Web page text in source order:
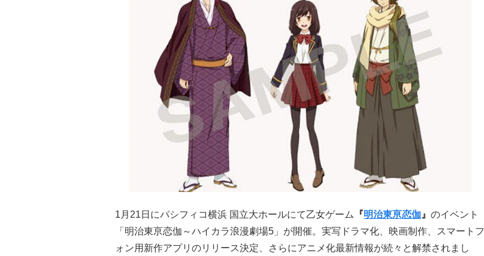
1月21日にパシフィコ横浜 国立大ホールにて乙女ゲーム 『明治東亰恋伽 』 のイベント
「明治東亰恋伽～ハイカラ浪漫劇場5」が開催。実写ドラマ化、映画制作、スマートフ
ォン用新作アプリのリリース決定、さらにアニメ化最新情報が続々と解禁されまし